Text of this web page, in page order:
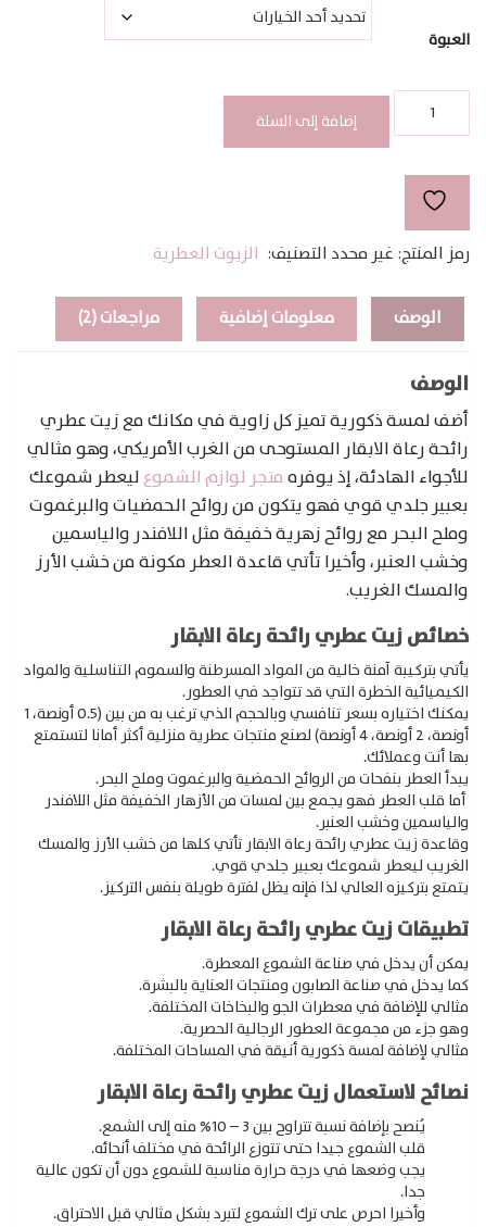
Products
search
خلال
العبوة
COWBOY
إضافة إلى السلة
رمز المنتج: غير محدد التصنيف: الزيوت العطرية
الوصف معلومات إضافية مراجعات (2)
الوصف
أضف لمسة ذكورية تميز كل زاوية في مكانك مع زيت عطري
رائحة رعاة الابقار المستوحى من الغرب الأمريكي، وهو مثالي
للأجواء الهادئة، إذ يوفره متجر لوازم الشموع ليعطر شموعك
بعبير جلدي قوي فهو يتكون من روائح الحمضيات والبرغموت
وملح البحر مع روائح زهرية خفيفة مثل اللافندر والياسمين
وخشب العنبر، وأخيرا تأتي قاعدة العطر مكونة من خشب الأرز
والمسك الغريب.
خصائص زيت عطري رائحة رعاة الابقار
يأتي بتركيبة آمنة خالية من المواد المسرطنة والسموم التناسلية والمواد
الكيميائية الخطرة التي قد تتواجد في العطور.
يمكنك اختياره بسعر تنافسي وبالحجم الذي ترغب به من بين (0.5 أونصة، 1
أونصة، 2 أونصة، 4 أونصة) لصنع منتجات عطرية منزلية أكثر أمانا لتستمتع
بها أنت وعملائك.
يبدأ العطر بنفحات من الروائح الحمضية والبرغموت وملح البحر.
أما قلب العطر فهو يجمع بين لمسات من الأزهار الخفيفة مثل اللافندر
والياسمين وخشب العنبر.
وقاعدة زيت عطري رائحة رعاة الابقار تأتي كلها من خشب الأرز والمسك
الغريب ليعطر شموعك بعبير جلدي قوي.
يتمتع بتركيزه العالي لذا فإنه يظل لفترة طويلة بنفس التركيز.
تطبيقات زيت عطري رائحة رعاة الابقار
يمكن أن يدخل في صناعة الشموع المعطرة.
كما يدخل في صناعة الصابون ومنتجات العناية بالبشرة.
مثالي للإضافة في معطرات الجو والبخاخات المختلفة.
وهو جزء من مجموعة العطور الرجالية الحصرية.
مثالي لإضافة لمسة ذكورية أنيقة في المساحات المختلفة.
نصائح لاستعمال زيت عطري رائحة رعاة الابقار
يُنصح بإضافة نسبة تتراوح بين 3 – 10% منه إلى الشمع.
قلب الشموع جيدا حتى تتوزع الرائحة في مختلف أنحائه.
يجب وضعها في درجة حرارة مناسبة للشموع دون أن تكون عالية
جدا.
وأخيرا احرص على ترك الشموع لتبرد بشكل مثالي قبل الاحتراق.